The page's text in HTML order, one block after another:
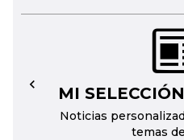
MI
Noticias
temas
←